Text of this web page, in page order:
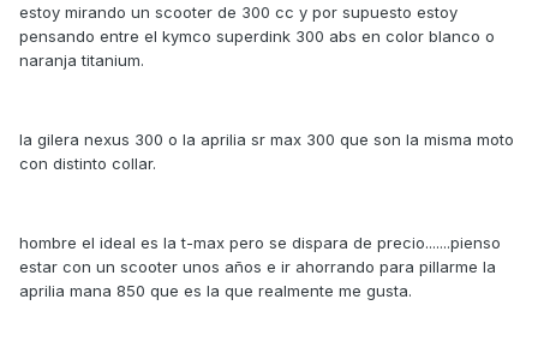
estoy mirando un scooter de 300 cc y por supuesto estoy
pensando entre el kymco superdink 300 abs en color blanco o
naranja titanium.
la gilera nexus 300 o la aprilia sr max 300 que son la misma moto
con distinto collar.
hombre el ideal es la t-max pero se dispara de precio.......pienso
estar con un scooter unos años e ir ahorrando para pillarme la
aprilia mana 850 que es la que realmente me gusta.